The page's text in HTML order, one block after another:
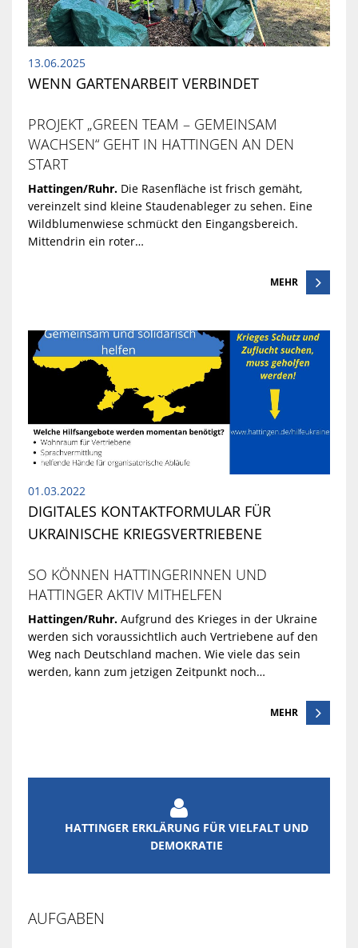
13.06.2025
WENN GARTENARBEIT VERBINDET
PROJEKT „GREEN TEAM – GEMEINSAM
WACHSEN“ GEHT IN HATTINGEN AN DEN
START
Hattingen/Ruhr.Die Rasenfläche ist frisch gemäht,
vereinzelt sind kleine Staudenableger zu sehen. Eine
Wildblumenwiese schmückt den Eingangsbereich.
Mittendrin ein roter…
MEHR
01.03.2022
DIGITALES KONTAKTFORMULAR FÜR
UKRAINISCHE KRIEGSVERTRIEBENE
SO KÖNNEN HATTINGERINNEN UND
HATTINGER AKTIV MITHELFEN
Hattingen/Ruhr.Aufgrund des Krieges in der Ukraine
werden sich voraussichtlich auch Vertriebene auf den
Weg nach Deutschland machen. Wie viele das sein
werden, kann zum jetzigen Zeitpunkt noch…
MEHR

HATTINGER ERKLÄRUNG FÜR VIELFALT UND
DEMOKRATIE
AUFGABEN